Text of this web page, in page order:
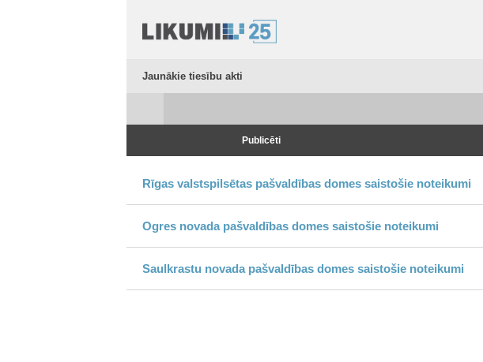
Jaunākie tiesību akti
Publicēti
Rīgas valstspilsētas pašvaldības domes saistošie noteikumi
Ogres novada pašvaldības domes saistošie noteikumi
Saulkrastu novada pašvaldības domes saistošie noteikumi